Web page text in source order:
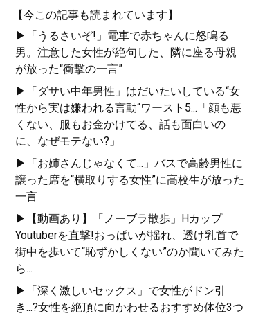
【今この記事も読まれています】
▶「うるさいぞ!」電車で赤ちゃんに怒鳴る
男。注意した女性が絶句した、隣に座る母親
が放った“衝撃の一言”
▶「ダサい中年男性」はだいたいしている“女
性から実は嫌われる言動“ワースト5...「顔も悪
くない、服もお金かけてる、話も面白いの
に、なぜモテない?」
▶「お姉さんじゃなくて...」バスで高齢男性に
譲った席を“横取りする女性”に高校生が放った
一言
▶【動画あり】「ノーブラ散歩」Hカップ
Youtuberを直撃!おっぱいが揺れ、透け乳首で
街中を歩いて“恥ずかしくない”のか聞いてみた
ら...
▶「深く激しいセックス」で女性がドン引
き...?女性を絶頂に向かわせるおすすめ体位3つ